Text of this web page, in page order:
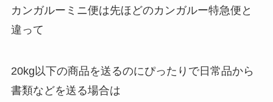
カンガルーミニ便は先ほどのカンガルー特急便と
違って
20kg以下の商品を送るのにぴったりで日常品から
書類などを送る場合は